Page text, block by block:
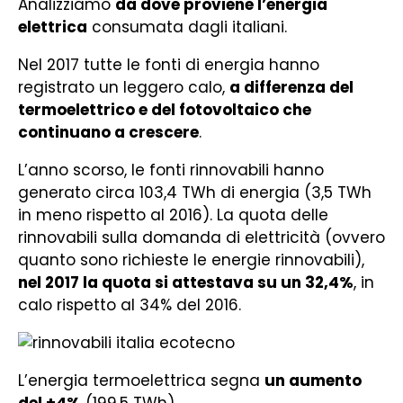
Analizziamo da dove proviene l’energia
elettrica consumata dagli italiani.
Nel 2017 tutte le fonti di energia hanno
registrato un leggero calo, a differenza del
termoelettrico e del fotovoltaico che
continuano a crescere.
L’anno scorso, le fonti rinnovabili hanno
generato circa 103,4 TWh di energia (3,5 TWh
in meno rispetto al 2016). La quota delle
rinnovabili sulla domanda di elettricità (ovvero
quanto sono richieste le energie rinnovabili),
nel 2017 la quota si attestava su un 32,4%, in
calo rispetto al 34% del 2016.
L’energia termoelettrica segna un aumento